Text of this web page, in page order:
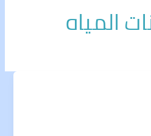
المياه